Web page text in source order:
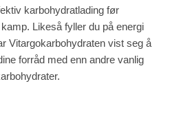
karbohydratlading før
Likeså fyller du på energi
Vitargokarbohydraten vist seg å
forråd med enn andre vanlig